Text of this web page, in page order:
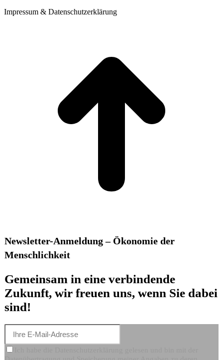
Impressum & Datenschutzerklärung
Newsletter-Anmeldung – Ökonomie der
Menschlichkeit
Gemeinsam in eine verbindende
Zukunft, wir freuen uns, wenn Sie dabei
sind!